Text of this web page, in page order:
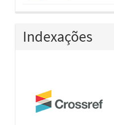
Indexações